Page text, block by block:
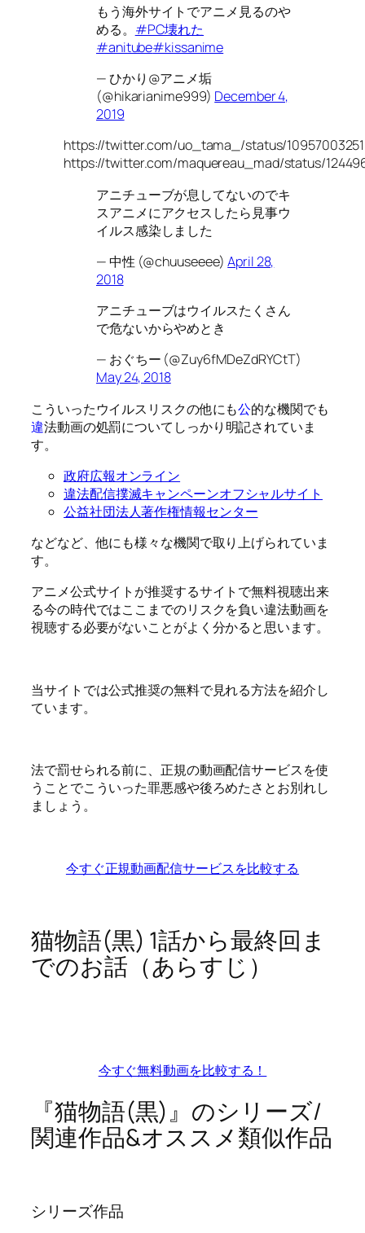
もう海外サイトでアニメ見るのや
める。 #PC壊れた
#anitube#kissanime
— ひかり@アニメ垢
(@hikarianime999) December 4,
2019
https://twitter.com/uo_tama_/status/
https://twitter.com/maquereau_mad/status/
アニチューブが息してないのでキ
スアニメにアクセスしたら見事ウ
イルス感染しました
— 中性 (@chuuseeee)April 28,
2018
アニチューブはウイルスたくさん
で危ないからやめとき
— おぐちー (@Zuy6fMDeZdRYCtT)
May 24, 2018
こういったウイルスリスクの他にも公的な機関でも
違法動画の処罰についてしっかり明記されていま
す。
政府広報オンライン
違法配信撲滅キャンペーンオフシャルサイト
公益社団法人著作権情報センター
などなど、他にも様々な機関で取り上げられていま
す。
アニメ公式サイトが推奨するサイトで無料視聴出来
る今の時代ではここまでのリスクを負い違法動画を
視聴する必要がないことがよく分かると思います。
当サイトでは公式推奨の無料で見れる方法を紹介し
ています。
法で罰せられる前に、正規の動画配信サービスを使
うことでこういった罪悪感や後ろめたさとお別れし
ましょう。
今すぐ正規動画配信サービスを比較する
猫物語(黒) 1話から最終回ま
でのお話（あらすじ）
今すぐ無料動画を比較する！
『猫物語(黒)』のシリーズ/
関連作品&オススメ類似作品
シリーズ作品